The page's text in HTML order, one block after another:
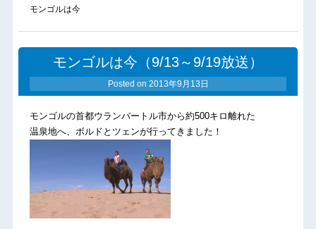
モンゴルは今
モンゴルは今（9/13～9/19放送）
Posted on 2013年9月13日
モンゴルの首都ウランバートル市から約500キロ離れた
温泉地へ、ボルドとツェンが行ってきました！